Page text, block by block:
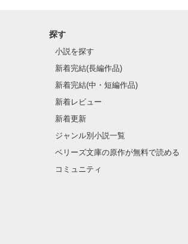
探す
小説を探す
新着完結(長編作品)
新着完結(中・短編作品)
新着レビュー
新着更新
ジャンル別小説一覧
ベリーズ文庫の原作が無料で読める
コミュニティ